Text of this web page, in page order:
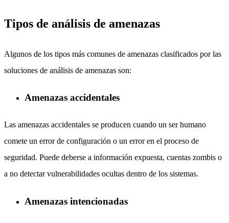
Tipos de análisis de amenazas
Algunos de los tipos más comunes de amenazas clasificados por las
soluciones de análisis de amenazas son:
Amenazas accidentales
Las amenazas accidentales se producen cuando un ser humano
comete un error de configuración o un error en el proceso de
seguridad. Puede deberse a información expuesta, cuentas zombis o
a no detectar vulnerabilidades ocultas dentro de los sistemas.
Amenazas intencionadas